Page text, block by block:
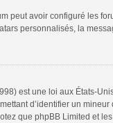
peut avoir configuré les
personnalisés, la
est une loi aux États-
d’identifier un
que phpBB Limited et